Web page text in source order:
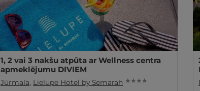
1, 2 vai 3 nakšu atpūta ar Wellness centra
apmeklējumu DIVIEM
Jūrmala, Lielupe Hotel by Semarah ★ ★ ★ ★